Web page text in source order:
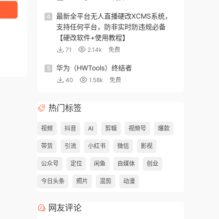
4
最新全平台无人直播硬改XCMS系统，
支持任何平台，防非实时防违规必备
【硬改软件+使用教程】
71 2.14k 免费
5 华为（HWTools）终结者
40 1.58k 免费
热门标签
视频 抖音 AI 剪辑 视频号 爆款
带货 引流 小红书 微信 影视
公众号 定位 闲鱼 自媒体 创业
今日头条 照片 混剪 动漫
网友评论